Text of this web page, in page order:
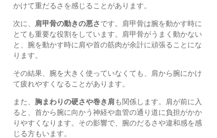
かけて重だるさを感じることがあります。
次に、 肩甲骨の動きの悪さです。肩甲骨は腕を動かす時に
とても重要な役割をしています。肩甲骨がうまく動かない
と、腕を動かす時に肩や首の筋肉が余計に頑張ることにな
ります。
その結果、腕を大きく使っていなくても、肩から腕にかけ
て疲れやすくなることがあります。
また、 胸まわりの硬さや巻き肩 も関係します。肩が前に入
ると、首から腕に向かう神経や血管の通り道に負担がかか
りやすくなります。その影響で、腕のだるさや違和感を感
じる方もいます。